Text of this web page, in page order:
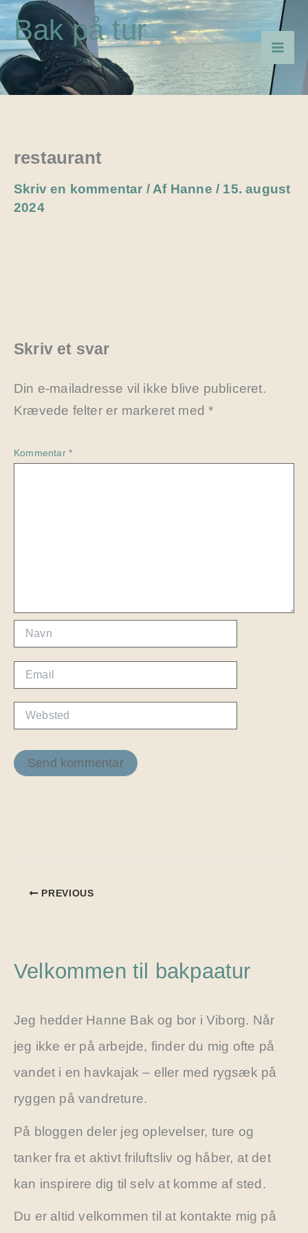
Gå
til
indholdet
Bak på tur
restaurant
Skriv en kommentar / Af Hanne/ 15. august
2024
Skriv et svar
Din e-mailadresse vil ikke blive publiceret.
Krævede felter er markeret med*
Kommentar *
Navn
Websted
PREVIOUS
Velkommen til bakpaatur
Jeg hedder Hanne Bak og bor i Viborg. Når
jeg ikke er på arbejde, finder du mig ofte på
vandet i en havkajak – eller med rygsæk på
ryggen på vandreture.
På bloggen deler jeg oplevelser, ture og
tanker fra et aktivt friluftsliv og håber, at det
kan inspirere dig til selv at komme af sted.
Du er altid velkommen til at kontakte mig på